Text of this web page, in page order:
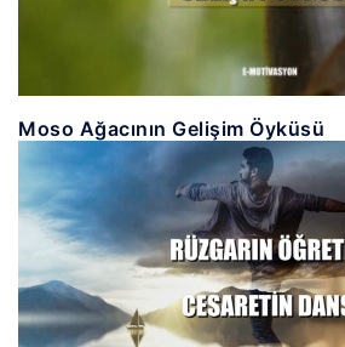
Moso Ağacının Gelişim Öyküsü